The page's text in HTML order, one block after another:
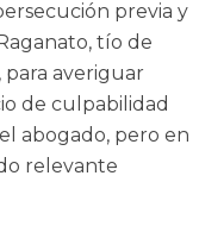
previa y
tío de
para averiguar
de culpabilidad
abogado, pero en
relevante